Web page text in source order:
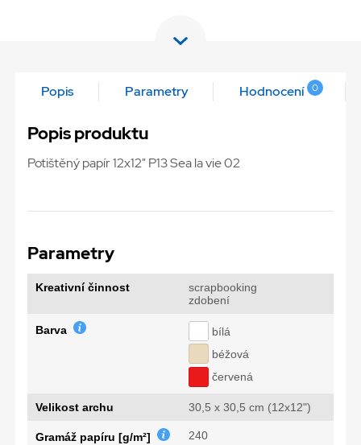
Popis Parametry Hodnocení 0
Popis produktu
Potištěný papír 12x12" P13 Sea la vie 02
Parametry
Kreativní činnost
scrapbooking
zdobení
Barva
bílá
béžová
červená
Velikost archu 30,5 x 30,5 cm (12x12")
Gramáž papíru [g/m²] 240